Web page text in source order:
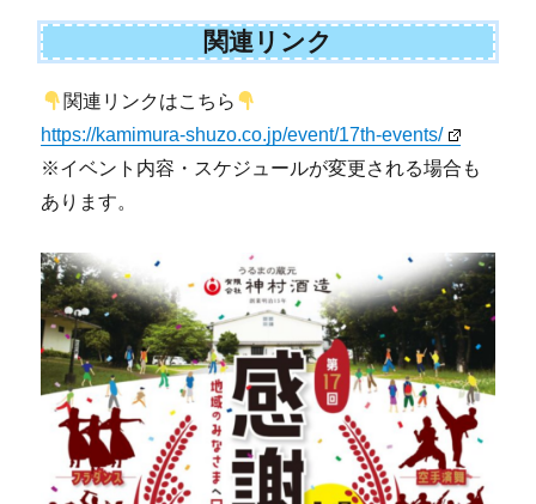
関連リンク
関連リンクはこちら
https://kamimura-shuzo.co.jp/event/17th-events/
※イベント内容・スケジュールが変更される場合も
あります。